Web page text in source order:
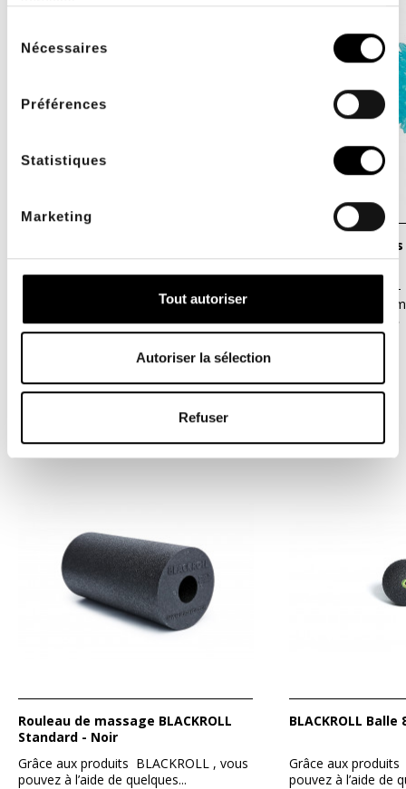
Nécessaires
Préférences
Statistiques
Marketing
Tout autoriser
Autoriser la sélection
Refuser
Doctor Life
moderne et des fonctionnalités...
2 295,00 €
Balles à
Balles à picots
stimulation, le
6,00 €
5,40 €
DE MÊME MARQUE ET CATÉGORIE
Rouleau de massage BLACKROLL
Standard - Noir
Grâce aux produits BLACKROLL , vous
pouvez à l’aide de quelques...
BLACKROLL
Grâce aux produits
pouvez à l’aide de